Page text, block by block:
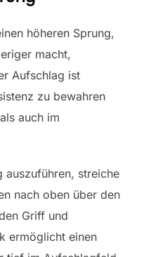
höheren Sprung,
macht,
Aufschlag ist
zu bewahren
auch im
auszuführen, streiche
nach oben über den
Griff und
ermöglicht einen